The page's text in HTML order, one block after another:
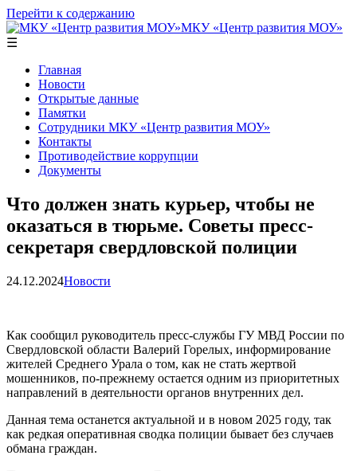
Перейти к содержанию
МКУ «Центр развития МОУ»
☰
Главная
Новости
Открытые данные
Памятки
Сотрудники МКУ «Центр развития МОУ»
Контакты
Противодействие коррупции
Документы
Что должен знать курьер, чтобы не
оказаться в тюрьме. Советы пресс-
секретаря свердловской полиции
24.12.2024Новости
Как сообщил руководитель пресс-службы ГУ МВД России по
Свердловской области Валерий Горелых, информирование
жителей Среднего Урала о том, как не стать жертвой
мошенников, по-прежнему остается одним из приоритетных
направлений в деятельности органов внутренних дел.
Данная тема останется актуальной и в новом 2025 году, так
как редкая оперативная сводка полиции бывает без случаев
обмана граждан.